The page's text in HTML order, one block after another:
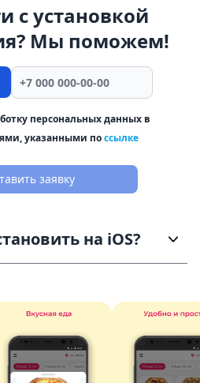
с установкой
Мы поможем!
персональных данных в
указанными поссылке
заявку
на iOS?